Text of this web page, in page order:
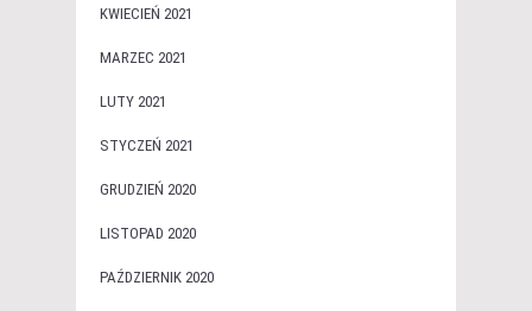
KWIECIEŃ 2021
MARZEC 2021
LUTY 2021
STYCZEŃ 2021
GRUDZIEŃ 2020
LISTOPAD 2020
PAŹDZIERNIK 2020